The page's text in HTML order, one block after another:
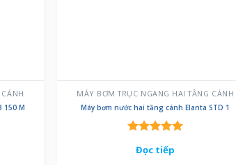
150 M
MÁY BƠM TRỤC NGANG HAI TẦNG CÁNH
Máy bơm nước hai tầng cánh Elanta STD 1
hạng 5.00
Đọc tiếp